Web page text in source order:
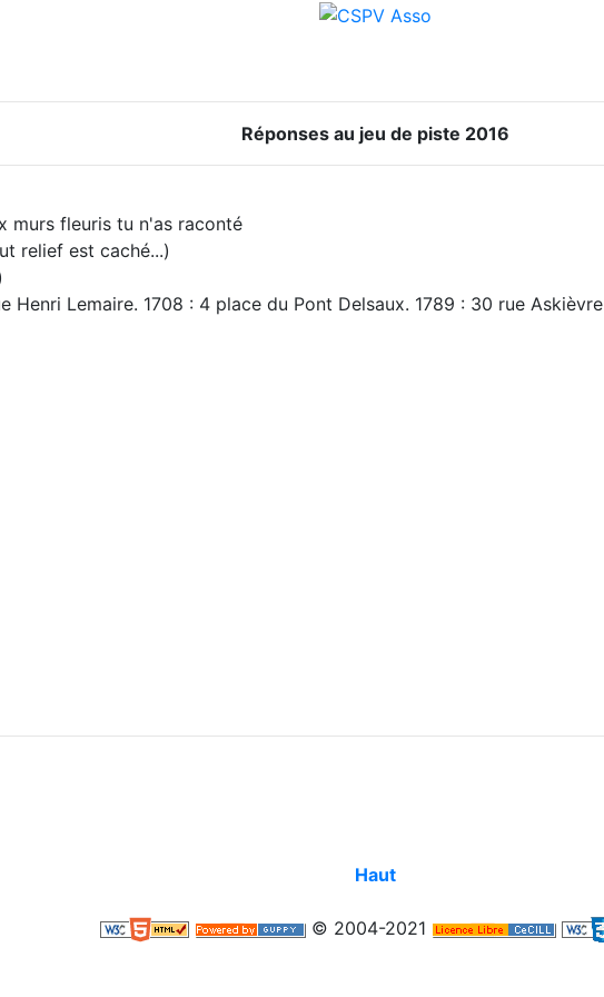
Réponses au jeu de piste 2016
murs fleuris tu n'as raconté
relief est caché...)
Henri Lemaire. 1708 : 4 place du Pont Delsaux. 1789 : 30 rue Askièvre
Haut
© 2004-2021